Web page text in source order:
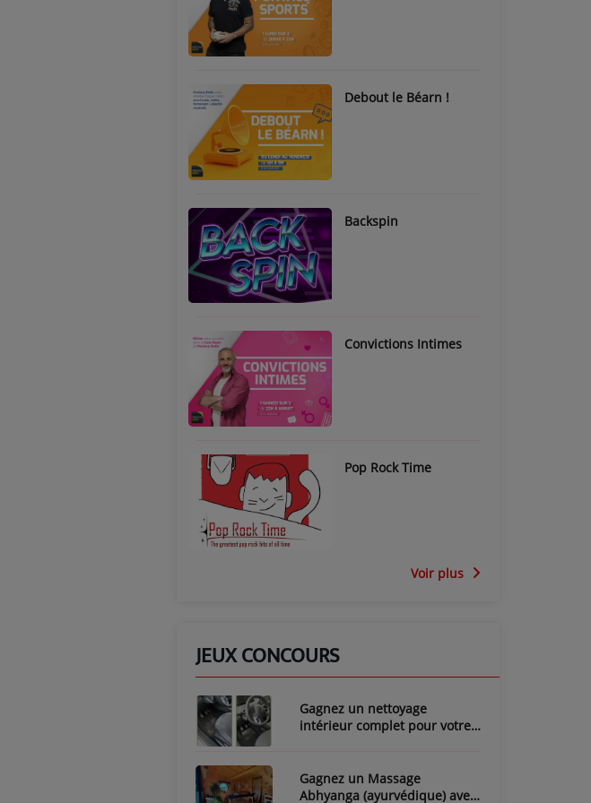
Debout le Béarn !
Backspin
Convictions Intimes
Pop Rock Time
Voir plus
JEUX CONCOURS
Gagnez un nettoyage
intérieur complet pour votre
Gagnez un Massage
Abhyanga (ayurvédique) avec